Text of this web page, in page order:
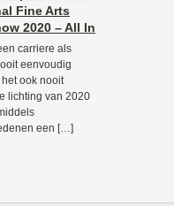
Fine Arts
2020 – All In
carriere als
eenvoudig
ook nooit
lichting van 2020
een […]